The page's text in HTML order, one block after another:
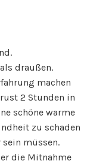
draußen.
machen
2 Stunden in
schöne warme
zu schaden
müssen.
die Mitnahme